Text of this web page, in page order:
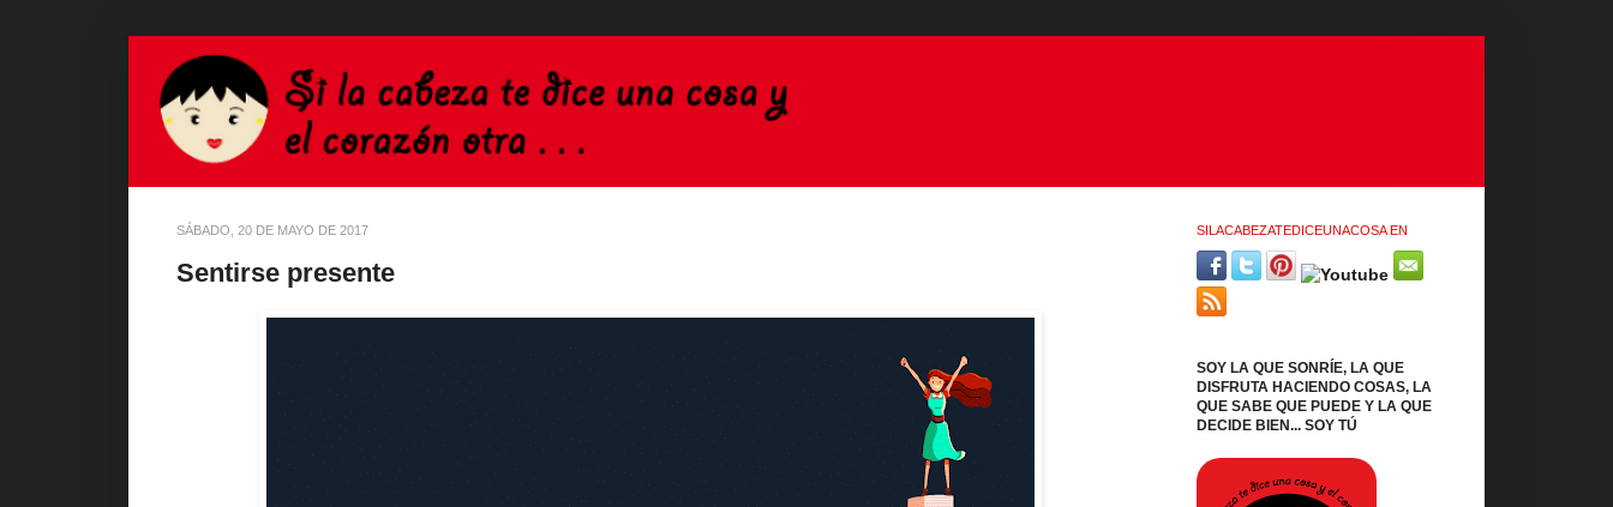
SÁBADO, 20 DE MAYO DE 2017
Sentirse presente
SILACABEZATEDICEUNACOSA EN
SOY LA QUE SONRÍE, LA QUE
DISFRUTA HACIENDO COSAS, LA
QUE SABE QUE PUEDE Y LA QUE
DECIDE BIEN... SOY TÚ